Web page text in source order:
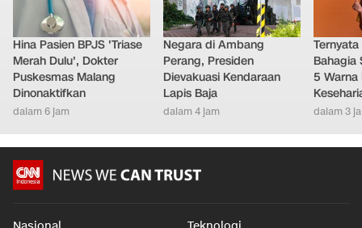
Hina Pasien BPJS 'Triase
Merah Dulu', Dokter
Puskesmas Malang
Dinonaktifkan
dalam 6 jam
Negara di Ambang
Perang, Presiden
Dievakuasi Kendaraan
Lapis Baja
dalam 4 jam
Bahagia
5
dalam 3